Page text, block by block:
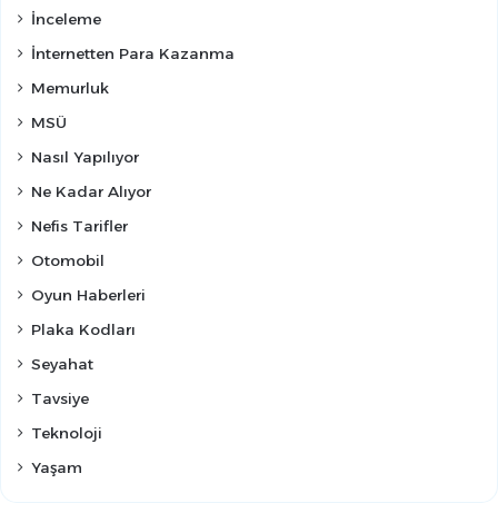
İnceleme
İnternetten Para Kazanma
Memurluk
MSÜ
Nasıl Yapılıyor
Ne Kadar Alıyor
Nefis Tarifler
Otomobil
Oyun Haberleri
Plaka Kodları
Seyahat
Tavsiye
Teknoloji
Yaşam